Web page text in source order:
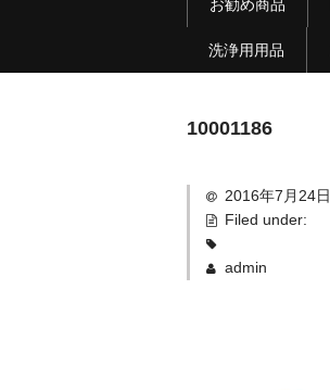
お勧め商品
洗浄用用品
10001186
2016年7月24日
Filed under:
admin